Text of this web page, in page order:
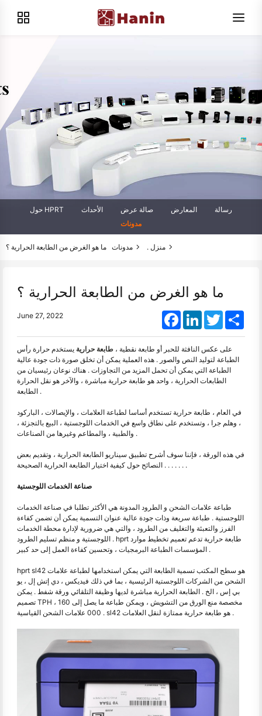
حول HPRT الأحداث صالة عرض المعارض
رسالة
مدونات
منزل . مدونات ما هو الغرض من الطابعة الحرارية ؟
ما هو الغرض من الطابعة الحرارية ؟
June 27, 2022 FacebookLinkedInTwitter
على عكس النافثة للحبر أو طابعة نقطية ، طابعة حرارية يستخدم حرارة رأس
الطباعة لتوليد النص والصور . هذه العملية يمكن أن تخلق صورة ذات جودة عالية
الطباعة التي يمكن أن تحمل المزيد من التجاوزات . هناك نوعان رئيسيان من
الطابعات الحرارية ، واحد هو طابعة حرارية مباشرة ، والآخر هو نقل الحرارة
الطابعة .
في العام ، طابعة حرارية تستخدم أساسا لطباعة العلامات ، والإيصالات ، الباركود
، وهلم جرا ، وتستخدم على نطاق واسع في الخدمات اللوجستية ، البيع بالتجزئة ،
والطبية ، والمطاعم وغيرها من الصناعات .
في هذه الورقة ، فإننا سوف أشرح تطبيق سيناريو الطابعة الحرارية ، وتقديم بعض
النصائح حول كيفية اختيار الطابعة الحرارية الصحيحة . . . . . . .
صناعة الخدمات اللوجستية
طباعة علامات الشحن و الطرود المدونة هي الأكثر تطلبا في صناعة الخدمات
اللوجستية . طباعة سريعة وذات جودة عالية عنوان التسمية يمكن أن تضمن كفاءة
الفرز والتعبئة والتغليف من الطرود ، والتي هي ضرورية لإدارة محطة الخدمات
اللوجستية و منظم تسليم الطرود . hprt طابعة حرارية تدعم تعميم تخطيط موارد
المؤسسات الطباعة البرمجيات ، وتحسين كفاءة العمل إلى حد كبير .
hprt sl42 هو سطح المكتب تسمية الطابعة التي يمكن استخدامها لطباعة علامات
الشحن من الشركات اللوجستية الرئيسية ، بما في ذلك فيديكس ، دي إتش إل ، يو
بي إس ، الخ . الطابعة الحرارية مباشرة لديها وظيفة التلقائي ورقة شفط . يمكن
تصميم TPH مخصصة منع الورق من التشويش ، ويمكن طباعة ما يصل إلى 160 ،
000 علامات الشحن القياسية . sl42 هو طابعة حرارية ممتازة لنقل العلامات .